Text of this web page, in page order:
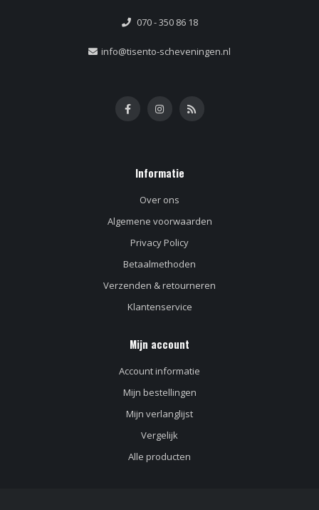
070 - 350 86 18
info@tisento-scheveningen.nl
Informatie
Over ons
Algemene voorwaarden
Privacy Policy
Betaalmethoden
Verzenden & retourneren
Klantenservice
Mijn account
Account informatie
Mijn bestellingen
Mijn verlanglijst
Vergelijk
Alle producten